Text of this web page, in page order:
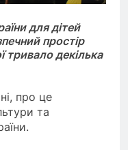
для дітей
простір
тривало декілька
про це
та